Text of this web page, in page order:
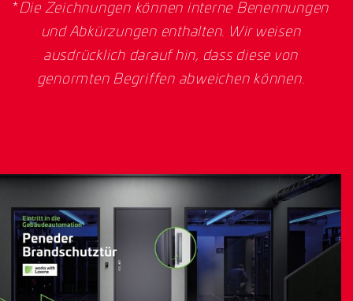
*Die Zeichnungen können interne Benennungen
und Abkürzungen enthalten. Wir weisen
ausdrücklich darauf hin, dass diese von
genormten Begriffen abweichen können.